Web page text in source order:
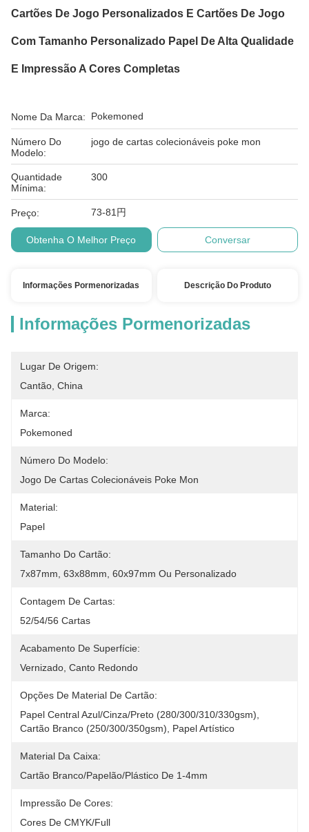
Cartões De Jogo Personalizados E Cartões De Jogo
Com Tamanho Personalizado Papel De Alta Qualidade
E Impressão A Cores Completas
Nome Da Marca: Pokemoned
Número Do
Modelo:
jogo de cartas colecionáveis ​​​​poke mon
Quantidade
Mínima:
300
Preço: 73-81円
Obtenha O Melhor Preço Conversar
Informações Pormenorizadas Descrição Do Produto
Informações Pormenorizadas
Lugar De Origem:
Cantão, China
Marca:
Pokemoned
Número Do Modelo:
Jogo De Cartas Colecionáveis ​​​​poke Mon
Material:
Papel
Tamanho Do Cartão:
7x87mm, 63x88mm, 60x97mm Ou Personalizado
Contagem De Cartas:
52/54/56 Cartas
Acabamento De Superfície:
Vernizado, Canto Redondo
Opções De Material De Cartão:
Papel Central Azul/cinza/preto (280/300/310/330gsm),
Cartão Branco (250/300/350gsm), Papel Artístico
Material Da Caixa:
Cartão Branco/papelão/plástico De 1-4mm
Impressão De Cores:
Cores De CMYK/Full